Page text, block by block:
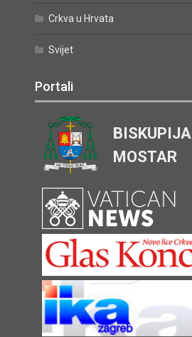
Crkva u Hrvata
Svijet
Portali
BISKUPIJA
MOSTAR